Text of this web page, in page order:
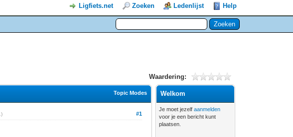
Ligfiets.net Zoeken Ledenlijst Help
Waardering:
Topic Modes
#1
.)
Welkom
Je moet jezelfaanmelden
voor je een bericht kunt
plaatsen.